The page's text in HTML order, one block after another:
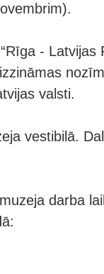
- Latvijas
valsti.
vestibilā.
darba